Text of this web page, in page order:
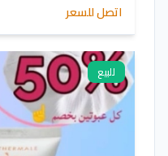
اتصل للسعر
للبيع